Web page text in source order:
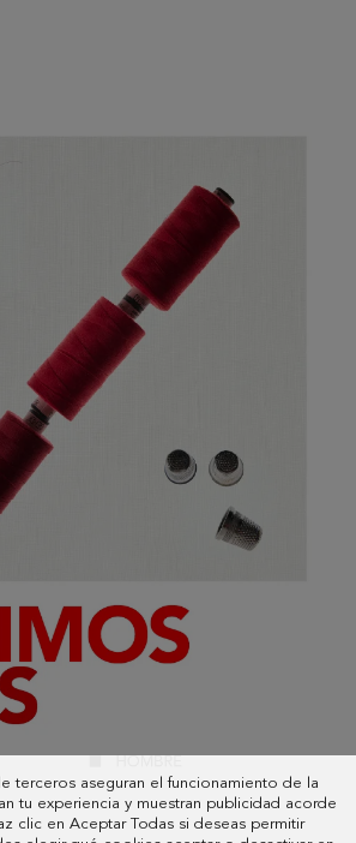
terceros aseguran el funcionamiento de la
tu experiencia y muestran publicidad acorde
clic en Aceptar Todas si deseas permitir